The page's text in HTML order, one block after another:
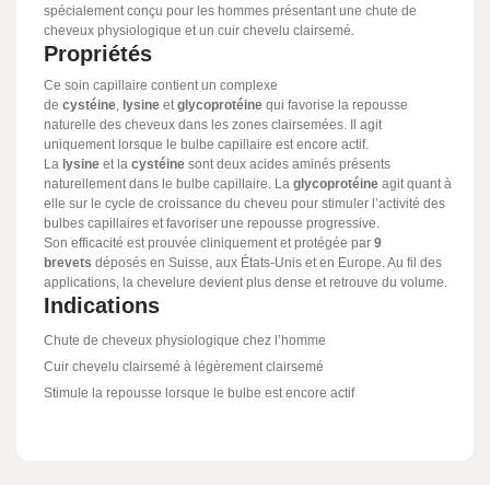
spécialement conçu pour les hommes présentant une chute de
cheveux physiologique et un cuir chevelu clairsemé.
Propriétés
Ce soin capillaire contient un complexe
de cystéine lysine et glycoprotéine qui favorise la repousse
naturelle des cheveux dans les zones clairsemées. Il agit
uniquement lorsque le bulbe capillaire est encore actif.
La lysine et la cystéine sont deux acides aminés présents
naturellement dans le bulbe capillaire. La glycoprotéine agit quant à
elle sur le cycle de croissance du cheveu pour stimuler l’activité des
bulbes capillaires et favoriser une repousse progressive.
Son efficacité est prouvée cliniquement et protégée par 9
brevets déposés en Suisse, aux États-Unis et en Europe. Au fil des
applications, la chevelure devient plus dense et retrouve du volume.
Indications
Chute de cheveux physiologique chez l’homme
Cuir chevelu clairsemé à légèrement clairsemé
Stimule la repousse lorsque le bulbe est encore actif